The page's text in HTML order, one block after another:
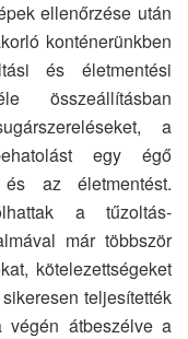
ellenőrzése után
konténerünkben
és életmentési
összeállításban
a
egy égő
az életmentést.
a tűzoltás-
már többször
kötelezettségeket
teljesítették
átbeszélve a